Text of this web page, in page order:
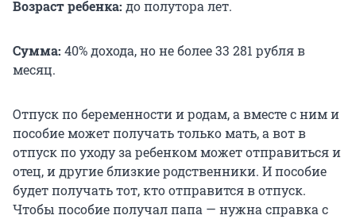
Возраст ребенка: до полутора лет.
Сумма: 40% дохода, но не более 33 281 рубля в
месяц.
Отпуск по беременности и родам, а вместе с ним и
пособие может получать только мать, а вот в
отпуск по уходу за ребенком может отправиться и
отец, и другие близкие родственники. И пособие
будет получать тот, кто отправится в отпуск.
Чтобы пособие получал папа — нужна справка с